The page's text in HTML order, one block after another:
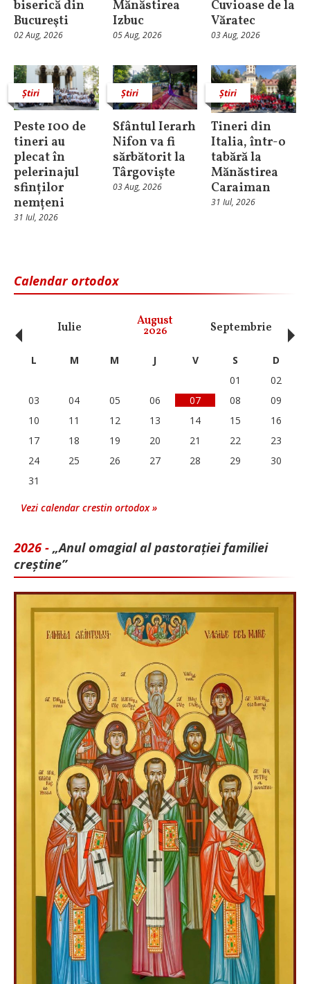
biserică din
Bucureşti
02 Aug, 2026
Mănăstirea
Izbuc
05 Aug, 2026
Cuvioase de la
Văratec
03 Aug, 2026
Știri
Peste 100 de
tineri au
plecat în
pelerinajul
sfinților
nemțeni
31 Iul, 2026
Știri
Sfântul Ierarh
Nifon va fi
sărbătorit la
Târgoviște
03 Aug, 2026
Știri
Tineri din
Italia, într-o
tabără la
Mănăstirea
Caraiman
31 Iul, 2026
Calendar ortodox
Iulie August
2026 Septembrie
‹ L M M J V S
D
01
02
03
04 05 06 07 08
09
10
11 12 13 14 15
16
17
18 19 20 21 22
23
24
25 26 27 28 29
30
31
Vezi calendar crestin ortodox »
2026 - „Anul omagial al pastorației familiei
creștine”